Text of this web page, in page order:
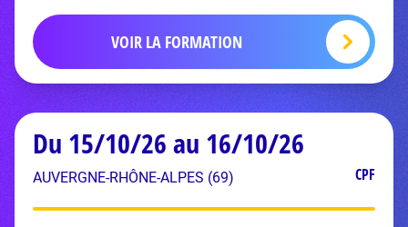
VOIR LA FORMATION
Du 15/10/26 au 16/10/26
AUVERGNE-RHÔNE-ALPES (69) CPF